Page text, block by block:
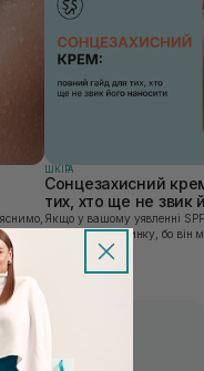
ШКIРА
Сонцезахисний
тих, хто ще не звик
Якщо у вашому уявленні
лише на відпочинку, бо він
шкірі, може бути
чи скочується під макіяжем
UAH